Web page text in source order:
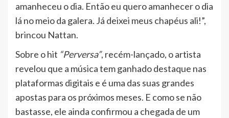
amanheceu o dia. Então eu quero amanhecer o dia
lá no meio da galera. Já deixei meus chapéus ali!”,
brincou Nattan.
Sobre o hit “Perversa”, recém-lançado, o artista
revelou que a música tem ganhado destaque nas
plataformas digitais e é uma das suas grandes
apostas para os próximos meses. E como se não
bastasse, ele ainda confirmou a chegada de um